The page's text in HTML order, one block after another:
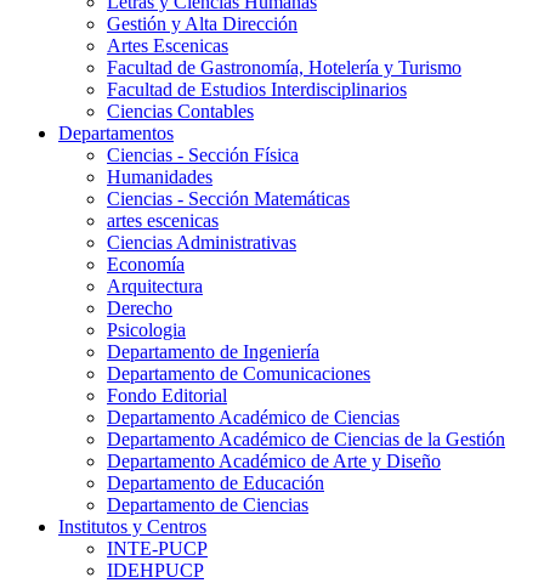
Gestión y Alta Dirección
Artes Escenicas
Facultad de Gastronomía, Hotelería y Turismo
Facultad de Estudios Interdisciplinarios
Ciencias Contables
Departamentos
Ciencias - Sección Física
Humanidades
Ciencias - Sección Matemáticas
artes escenicas
Ciencias Administrativas
Economía
Arquitectura
Derecho
Psicologia
Departamento de Ingeniería
Departamento de Comunicaciones
Fondo Editorial
Departamento Académico de Ciencias
Departamento Académico de Ciencias de la Gestión
Departamento Académico de Arte y Diseño
Departamento de Educación
Departamento de Ciencias
Institutos y Centros
INTE-PUCP
IDEHPUCP